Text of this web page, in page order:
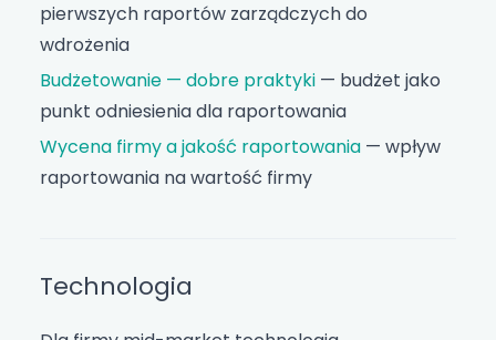
pierwszych raportów zarządczych do
wdrożenia
Budżetowanie — dobre praktyki — budżet jako
punkt odniesienia dla raportowania
Wycena firmy a jakość raportowania — wpływ
raportowania na wartość firmy
Technologia